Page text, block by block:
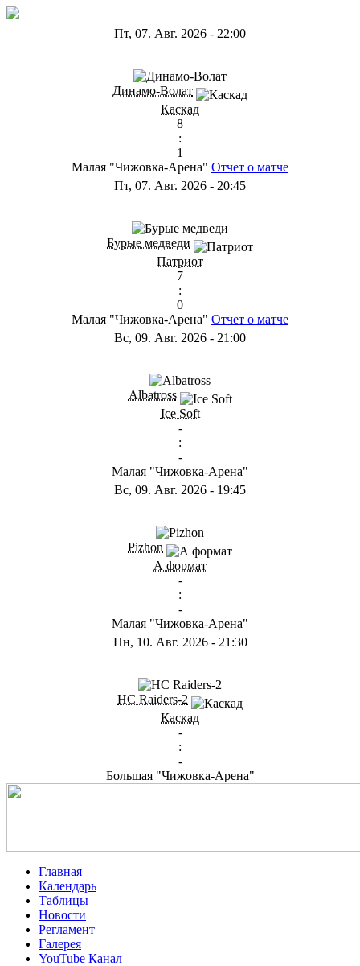
Пт, 07. Авг. 2026 - 22:00
Динамо-Волат
Каскад
8
:
1
Малая "Чижовка-Арена" Отчет о матче
Пт, 07. Авг. 2026 - 20:45
Бурые медведи
Патриот
7
:
0
Малая "Чижовка-Арена" Отчет о матче
Вс, 09. Авг. 2026 - 21:00
Albatross
Ice Soft
-
:
-
Малая "Чижовка-Арена"
Вс, 09. Авг. 2026 - 19:45
Pizhon
А формат
-
:
-
Малая "Чижовка-Арена"
Пн, 10. Авг. 2026- 21:30
HC Raiders-2
Каскад
-
:
-
Большая "Чижовка-Арена"
Главная
Календарь
Таблицы
Новости
Регламент
Галерея
YouTube Канал